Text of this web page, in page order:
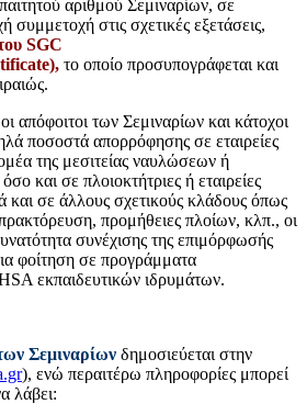
αριθμού Σεμιναρίων, σε
συμμετοχή στις σχετικές εξετάσεις,
SGC
το οποίο προσυπογράφεται και
απόφοιτοι των Σεμιναρίων και κάτοχοι
ποσοστά απορρόφησης σε εταιρείες
της μεσιτείας ναυλώσεων ή
και σε πλοιοκτήτριες ή εταιρείες
σε άλλους σχετικούς κλάδους όπως
προμήθειες πλοίων, κλπ., οι
συνέχισης της επιμόρφωσής
φοίτηση σε προγράμματα
εκπαιδευτικών ιδρυμάτων.
Σεμιναρίων δημοσιεύεται στην
), ενώ περαιτέρω πληροφορίες μπορεί
λάβει: